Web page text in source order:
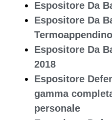
Espositore Da
Espositore Da
Espositore Da
2018
Espositore
gamma
personale